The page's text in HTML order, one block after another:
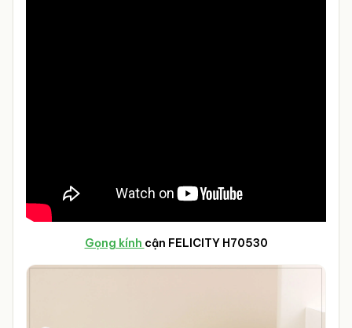
Gọng kính cận FELICITY H70530